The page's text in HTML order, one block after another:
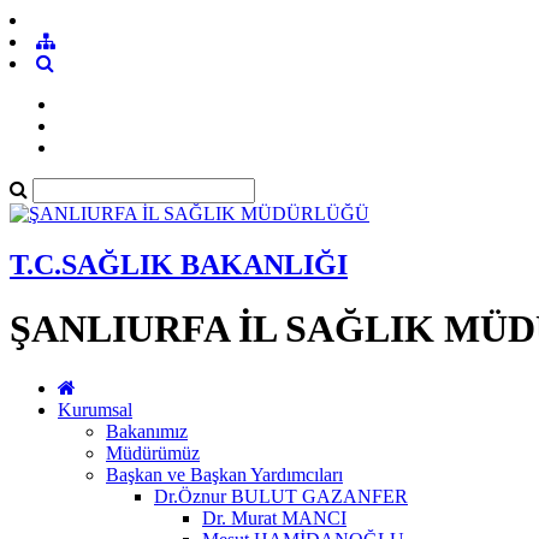
T.C.SAĞLIK BAKANLIĞI
ŞANLIURFA İL SAĞLIK
Kurumsal
Bakanımız
Müdürümüz
Başkan ve Başkan Yardımcıları
Dr.Öznur BULUT GAZANFER
Dr. Murat MANCI